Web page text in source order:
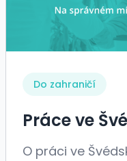
Do zahraničí
Práce ve
O práci ve